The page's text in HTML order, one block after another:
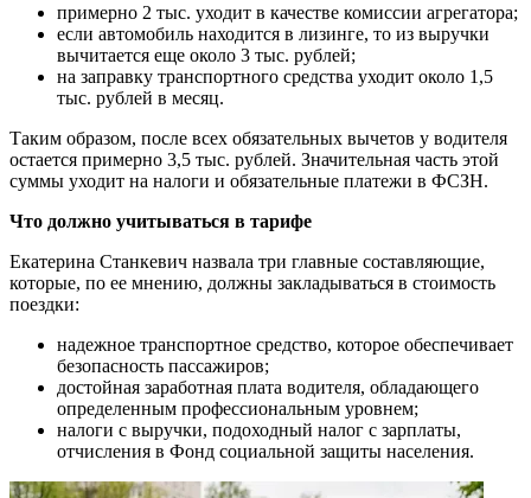
примерно 2 тыс. уходит в качестве комиссии агрегатора;
если автомобиль находится в лизинге, то из выручки
вычитается еще около 3 тыс. рублей;
на заправку транспортного средства уходит около 1,5
тыс. рублей в месяц.
Таким образом, после всех обязательных вычетов у водителя
остается примерно 3,5 тыс. рублей. Значительная часть этой
суммы уходит на налоги и обязательные платежи в ФСЗН.
Что должно учитываться в тарифе
Екатерина Станкевич назвала три главные составляющие,
которые, по ее мнению, должны закладываться в стоимость
поездки:
надежное транспортное средство, которое обеспечивает
безопасность пассажиров;
достойная заработная плата водителя, обладающего
определенным профессиональным уровнем;
налоги с выручки, подоходный налог с зарплаты,
отчисления в Фонд социальной защиты населения.